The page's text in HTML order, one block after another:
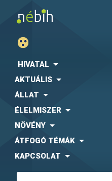
HIVATAL
AKTUÁLIS
ÁLLAT
ÉLELMISZER
NÖVÉNY
ÁTFOGÓ TÉMÁK
KAPCSOLAT